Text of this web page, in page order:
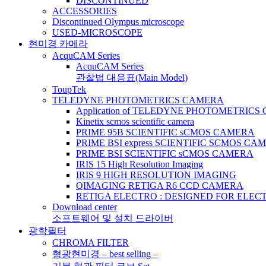
ACCESSORIES
Discontinued Olympus microscope
USED-MICROSCOPE
현미경 카메라
AcquCAM Series
AcquCAM Series
관찰법 대응표(Main Model)
ToupTek
TELEDYNE PHOTOMETRICS CAMERA
Application of TELEDYNE PHOTOMETRICS
Kinetix scmos scientific camera
PRIME 95B SCIENTIFIC sCMOS CAMERA
PRIME BSI express SCIENTIFIC SCMOS
PRIME BSI SCIENTIFIC sCMOS CAMERA
IRIS 15 High Resolution Imaging
IRIS 9 HIGH RESOLUTION IMAGING
QIMAGING RETIGA R6 CCD CAMERA
RETIGA ELECTRO : DESIGNED FOR
Download center
소프트웨어 및 설치 드라이버
광학필터
CHROMA FILTER
형광현미경 – best selling –